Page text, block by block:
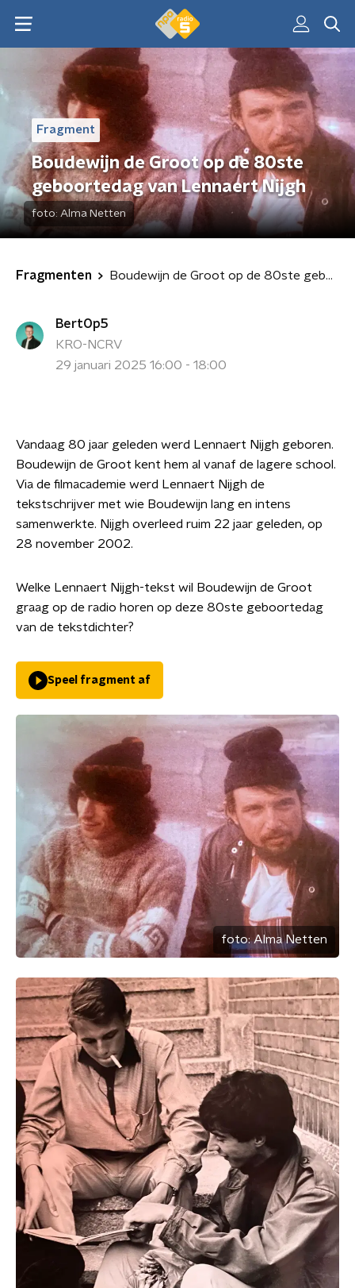
Fragment
Boudewijn de Groot op de 80ste
geboortedag van Lennaert Nijgh
foto: Alma Netten
Fragmenten Boudewijn de Groot op de 80ste geboortedag van Lennaert Nijgh
BertOp5
KRO-NCRV
29 januari 2025 16:00 - 18:00
Vandaag 80 jaar geleden werd Lennaert Nijgh geboren.
Boudewijn de Groot kent hem al vanaf de lagere school.
Via de filmacademie werd Lennaert Nijgh de
tekstschrijver met wie Boudewijn lang en intens
samenwerkte. Nijgh overleed ruim 22 jaar geleden, op
28 november 2002.
Welke Lennaert Nijgh-tekst wil Boudewijn de Groot
graag op de radio horen op deze 80ste geboortedag
van de tekstdichter?
Speel fragment af
foto:Alma Netten